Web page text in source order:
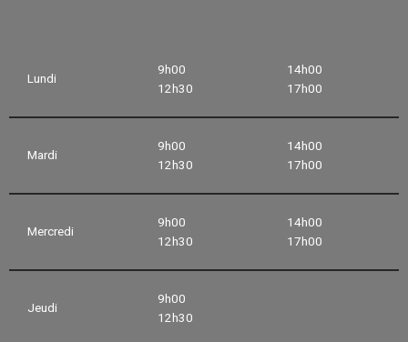
Lundi
9h00
12h30
14h00
17h00
Mardi
9h00
12h30
14h00
17h00
Mercredi
9h00
12h30
14h00
17h00
Jeudi
9h00
12h30